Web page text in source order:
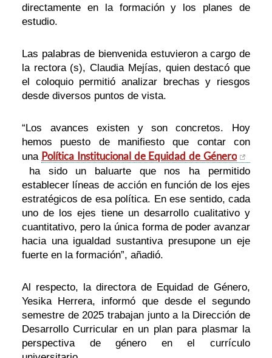
directamente en la formación y los planes de
estudio.
Las palabras de bienvenida estuvieron a cargo de
la rectora (s), Claudia Mejías, quien destacó que
el coloquio permitió analizar brechas y riesgos
desde diversos puntos de vista.
“Los avances existen y son concretos. Hoy
hemos puesto de manifiesto que contar con
una Política Institucional de Equidad de Género
ha sido un baluarte que nos ha permitido
establecer líneas de acción en función de los ejes
estratégicos de esa política. En ese sentido, cada
uno de los ejes tiene un desarrollo cualitativo y
cuantitativo, pero la única forma de poder avanzar
hacia una igualdad sustantiva presupone un eje
fuerte en la formación”, añadió.
Al respecto, la directora de Equidad de Género,
Yesika Herrera, informó que desde el segundo
semestre de 2025 trabajan junto a la Dirección de
Desarrollo Curricular en un plan para plasmar la
perspectiva de género en el currículo